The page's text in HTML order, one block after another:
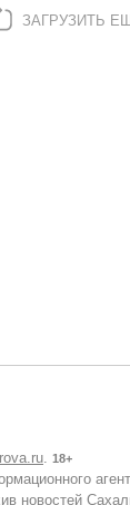
ЗАГРУЗИТЬ
18+
новостей